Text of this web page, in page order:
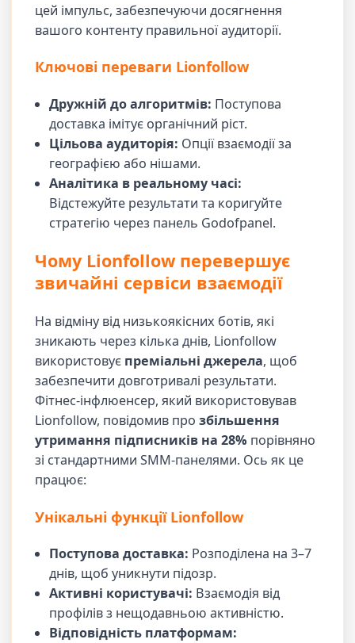
цей імпульс, забезпечуючи досягнення
вашого контенту правильної аудиторії.
Ключові переваги Lionfollow
Дружній до алгоритмів: Поступова
доставка імітує органічний ріст.
Цільова аудиторія: Опції взаємодії за
географією або нішами.
Аналітика в реальному часі:
Відстежуйте результати та коригуйте
стратегію через панель Godofpanel.
Чому Lionfollow перевершує
звичайні сервіси взаємодії
На відміну від низькоякісних ботів, які
зникають через кілька днів, Lionfollow
використовує преміальні джерела, щоб
забезпечити довготривалі результати.
Фітнес-інфлюенсер, який використовував
Lionfollow, повідомив прозбільшення
утримання підписників на 28% порівняно
зі стандартними SMM-панелями. Ось як це
працює:
Унікальні функції Lionfollow
Поступова доставка: Розподілена на 3–7
днів, щоб уникнути підозр.
Активні користувачі: Взаємодія від
профілів з нещодавньою активністю.
Відповідність платформам: